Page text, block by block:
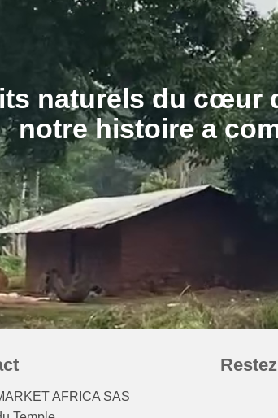
naturels du cœur
AFRICA SAS